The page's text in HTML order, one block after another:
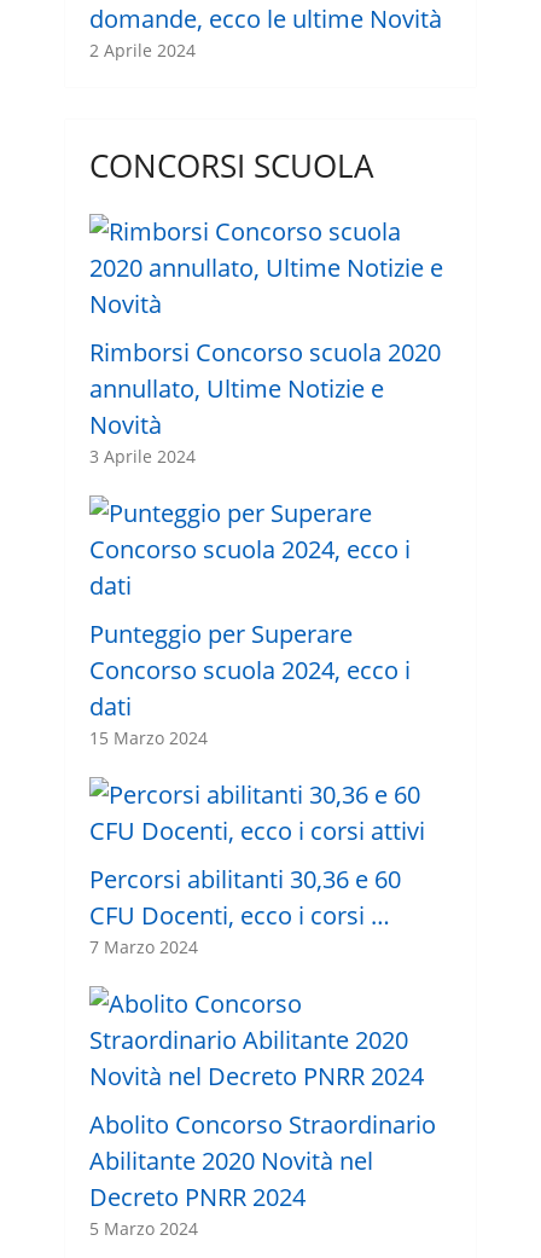
domande, ecco le ultime Novità
2 Aprile 2024
CONCORSI SCUOLA
Rimborsi Concorso scuola 2020
annullato, Ultime Notizie e
Novità
3 Aprile 2024
Punteggio per Superare
Concorso scuola 2024, ecco i
dati
15 Marzo 2024
Percorsi abilitanti 30,36 e 60
CFU Docenti, ecco i corsi …
7 Marzo 2024
Abolito Concorso Straordinario
Abilitante 2020 Novità nel
Decreto PNRR 2024
5 Marzo 2024